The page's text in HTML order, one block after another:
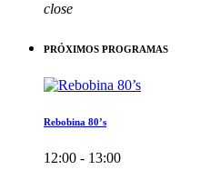
close
PRÓXIMOS PROGRAMAS
Rebobina 80’s
12:00 - 13:00